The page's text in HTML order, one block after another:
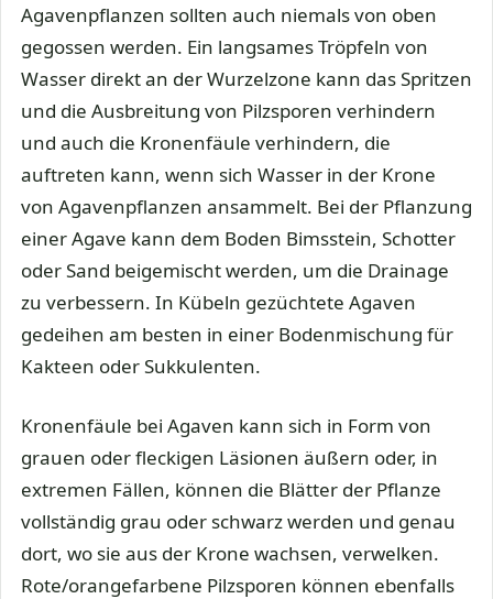
Agavenpflanzen sollten auch niemals von oben
gegossen werden. Ein langsames Tröpfeln von
Wasser direkt an der Wurzelzone kann das Spritzen
und die Ausbreitung von Pilzsporen verhindern
und auch die Kronenfäule verhindern, die
auftreten kann, wenn sich Wasser in der Krone
von Agavenpflanzen ansammelt. Bei der Pflanzung
einer Agave kann dem Boden Bimsstein, Schotter
oder Sand beigemischt werden, um die Drainage
zu verbessern. In Kübeln gezüchtete Agaven
gedeihen am besten in einer Bodenmischung für
Kakteen oder Sukkulenten.
Kronenfäule bei Agaven kann sich in Form von
grauen oder fleckigen Läsionen äußern oder, in
extremen Fällen, können die Blätter der Pflanze
vollständig grau oder schwarz werden und genau
dort, wo sie aus der Krone wachsen, verwelken.
Rote/orangefarbene Pilzsporen können ebenfalls